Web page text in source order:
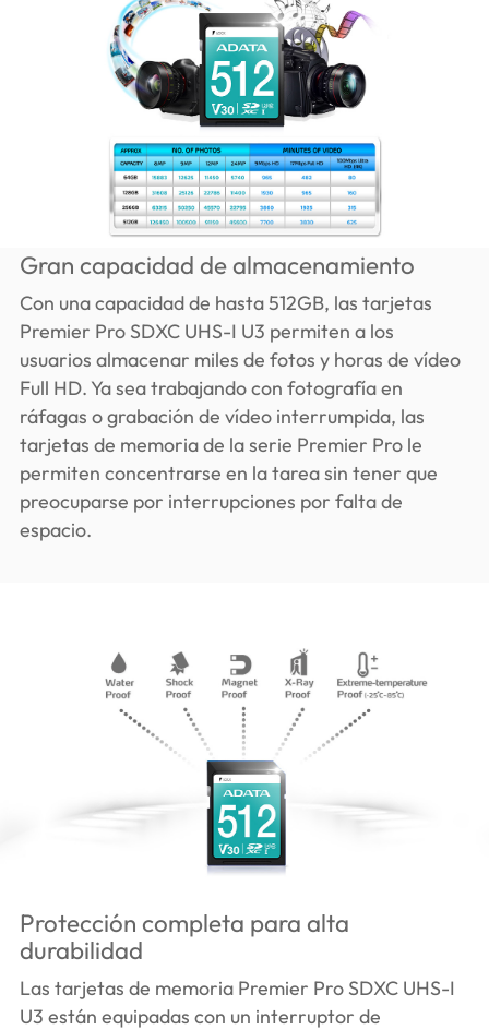
Gran capacidad de almacenamiento
Con una capacidad de hasta 512GB, las tarjetas
Premier Pro SDXC UHS-I U3 permiten a los
usuarios almacenar miles de fotos y horas de vídeo
Full HD. Ya sea trabajando con fotografía en
ráfagas o grabación de vídeo interrumpida, las
tarjetas de memoria de la serie Premier Pro le
permiten concentrarse en la tarea sin tener que
preocuparse por interrupciones por falta de
espacio.
Protección completa para alta
durabilidad
Las tarjetas de memoria Premier Pro SDXC UHS-I
U3 están equipadas con un interruptor de